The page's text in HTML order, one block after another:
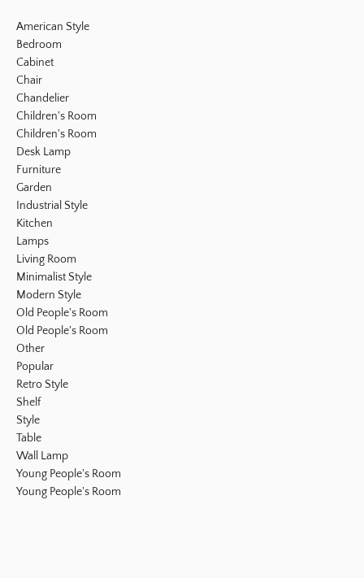
American Style
Bedroom
Cabinet
Chair
Chandelier
Children's Room
Children's Room
Desk Lamp
Furniture
Garden
Industrial Style
Kitchen
Lamps
Living Room
Minimalist Style
Modern Style
Old People's Room
Old People's Room
Other
Popular
Retro Style
Shelf
Style
Table
Wall Lamp
Young People's Room
Young People's Room